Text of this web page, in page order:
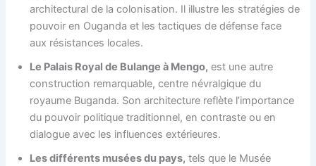
architectural de la colonisation. Il illustre les stratégies de
pouvoir en Ouganda et les tactiques de défense face
aux résistances locales.
Le Palais Royal de Bulange à Mengo, est une autre
construction remarquable, centre névralgique du
royaume Buganda. Son architecture reflète l’importance
du pouvoir politique traditionnel, en contraste ou en
dialogue avec les influences extérieures.
Les différents musées du pays, tels que le Musée